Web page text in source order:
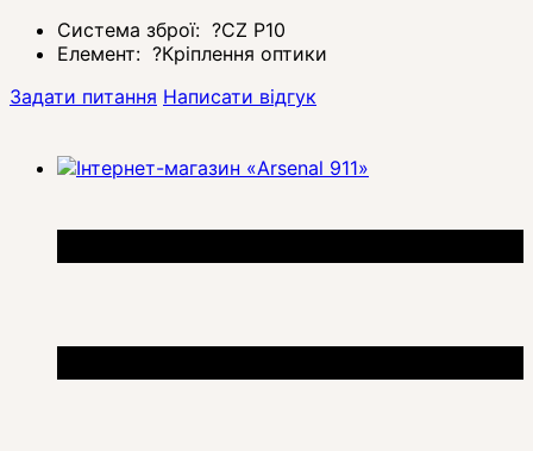
Система зброї: ?CZ P10
Елемент: ?Кріплення оптики
Задати питання Написати відгук